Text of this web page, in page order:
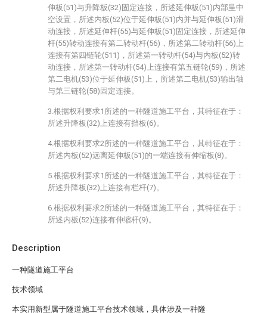
Description
一种隧道施工平台
技术领域
本实用新型属于隧道施工平台技术领域，具体涉及一种隧
伸板(51)与升降板(32)固定连接，所述延伸板(51)内部呈中
空设置，所述内板(52)位于延伸板(51)内并与延伸板(51)滑
动连接，所述延伸杆(55)与延伸板(51)固定连接，所述延伸
杆(55)转动连接有第二转动杆(56)，所述第二转动杆(56)上
连接有第四链轮(511)，所述第一转动杆(54)与内板(52)转
动连接，所述第一转动杆(54)上连接有第五链轮(59)，所述
第二电机(53)位于延伸板(51)上，所述第二电机(53)输出轴
与第三链轮(58)固定连接。
3.根据权利要求1所述的一种隧道施工平台，其特征在于：
所述升降板(32)上连接有挡板(6)。
4.根据权利要求2所述的一种隧道施工平台，其特征在于：
所述内板(52)远离延伸板(51)的一端连接有伸缩板(8)。
5.根据权利要求1所述的一种隧道施工平台，其特征在于：
所述升降板(32)上连接有栏杆(7)。
6.根据权利要求2所述的一种隧道施工平台，其特征在于：
所述内板(52)连接有伸缩杆(9)。